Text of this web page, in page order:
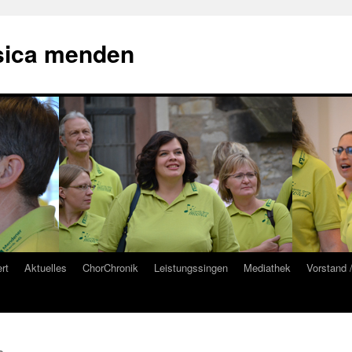
menden
Aktuelles ChorChronik Leistungssingen Mediathek
Vorstand